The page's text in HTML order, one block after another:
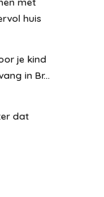
huis
je kind
in Br...
dat